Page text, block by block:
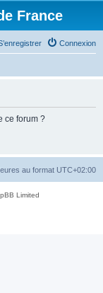
France
Connexion
ce forum ?
au format UTC+02:00
Limited